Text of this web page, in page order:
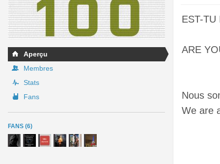
Aperçu
Membres
Stats
Fans
FANS (6)
EST-TU
ARE
Nous
We are